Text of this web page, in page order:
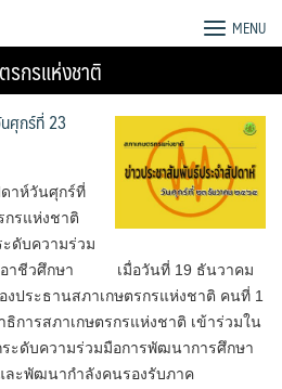
MENU
รกรแห่งชาติ
ศุกร์ที่ 23
าห์วันศุกร์ที่
กรแห่งชาติ
ะดับความร่วม
อาชีวศึกษา เมื่อวันที่ 19 ธันวาคม
งประธานสภาเกษตรกรแห่งชาติ คนที่ 1
การสภาเกษตรกรแห่งชาติ เข้าร่วมใน
ะดับความร่วมมือการพัฒนาการศึกษา
ละพัฒนากำลังคนรองรับภาค